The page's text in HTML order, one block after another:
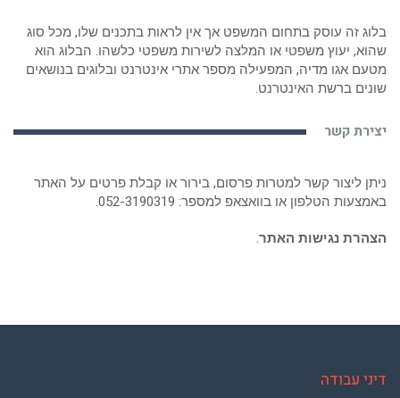
בלוג זה עוסק בתחום המשפט אך אין לראות בתכנים שלו, מכל סוג
שהוא, יעוץ משפטי או המלצה לשירות משפטי כלשהו. הבלוג הוא
מטעם אגו מדיה, המפעילה מספר אתרי אינטרנט ובלוגים בנושאים
שונים ברשת האינטרנט.
יצירת קשר
ניתן ליצור קשר למטרות פרסום, בירור או קבלת פרטים על האתר
באמצעות הטלפון או בוואצאפ למספר: 052-3190319
.
הצהרת נגישות האתר.
דיני עבודה